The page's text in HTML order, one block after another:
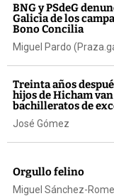
BNG y PSdeG
Galicia de los
Bono Concilia
Miguel Pardo
Treinta años
hijos de Hicham
bachilleratos de
José Gómez
Orgullo felino
Miguel Sánchez-